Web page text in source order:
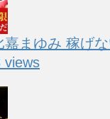
嘉まゆみ 稼げ
views